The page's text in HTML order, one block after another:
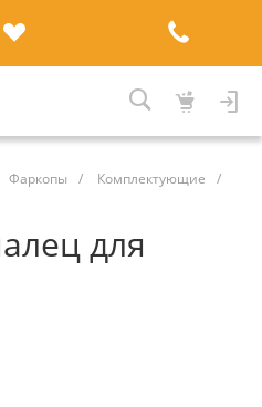
Фаркопы / Комплектующие
/
для